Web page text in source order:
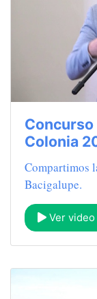
Colonia
Compartimos
Bacigalupe.
Ver video